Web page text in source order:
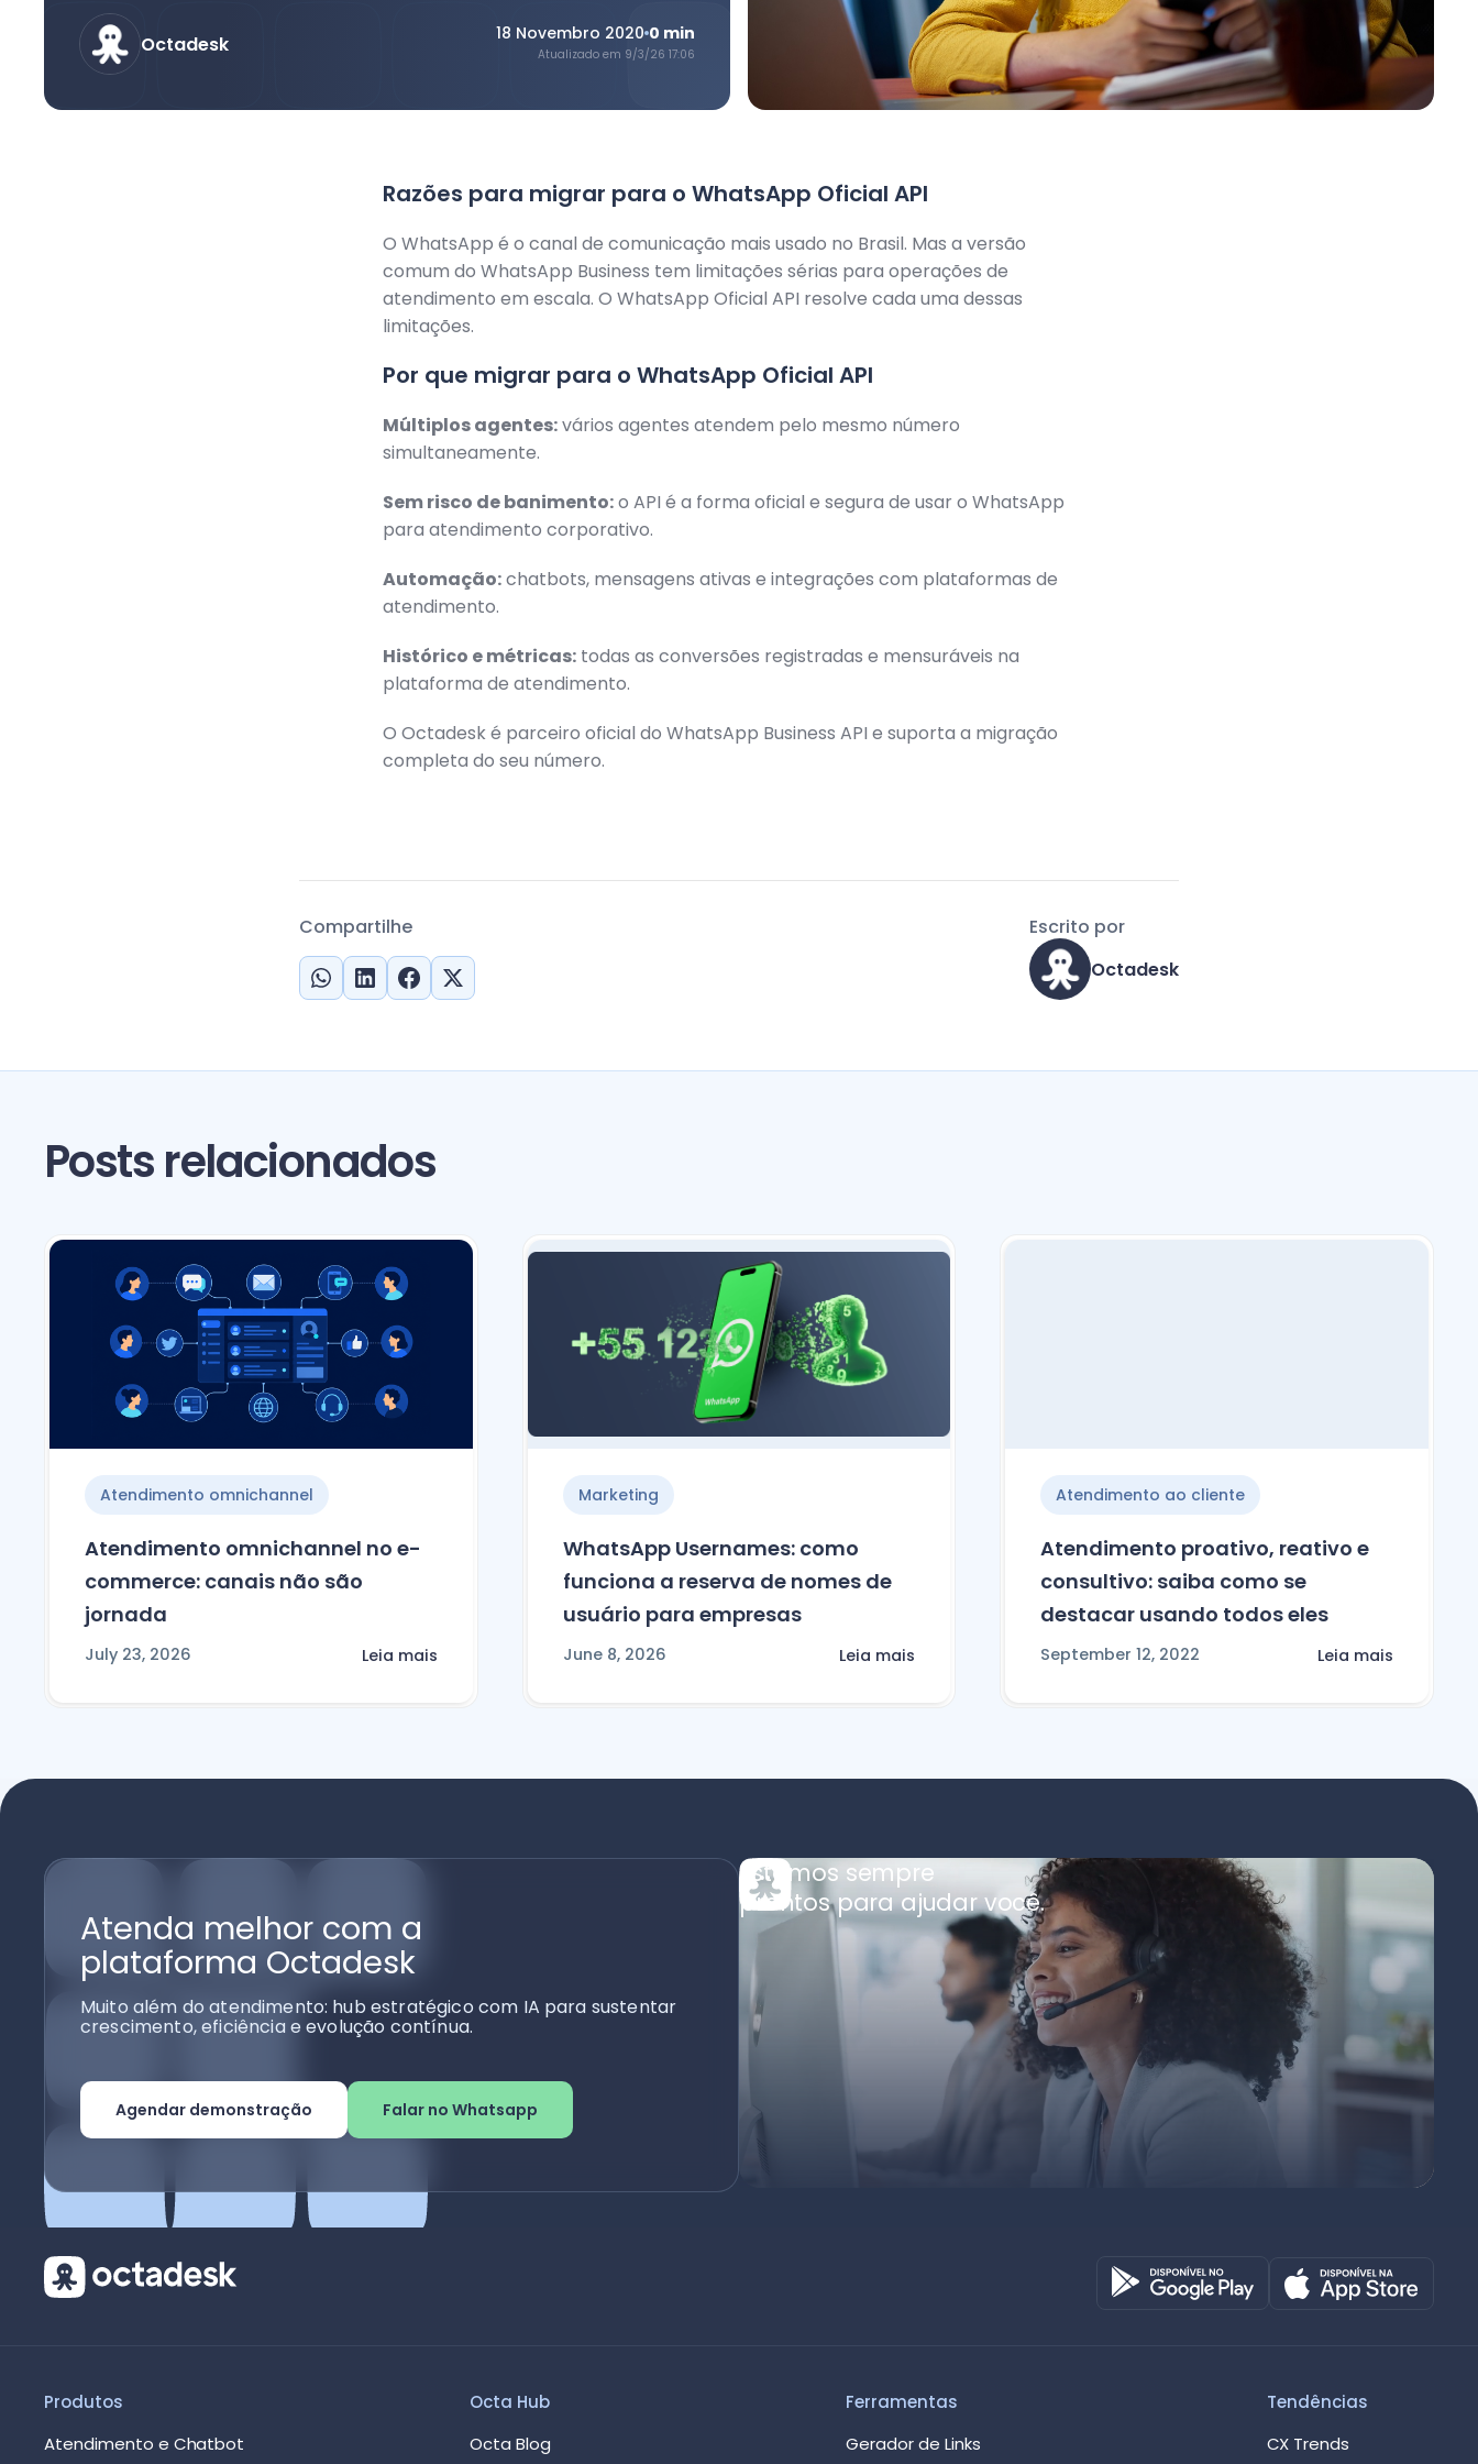
Octadesk 18 Novembro 2020 0 min
Atualizado em 9/3/26 17:06
Razões para migrar para o WhatsApp Oficial API
O WhatsApp é o canal de comunicação mais usado no Brasil. Mas a versão
comum do WhatsApp Business tem limitações sérias para operações de
atendimento em escala. O WhatsApp Oficial API resolve cada uma dessas
limitações.
Por que migrar para o WhatsApp Oficial API
Múltiplos agentes:vários agentes atendem pelo mesmo número
simultaneamente.
Sem risco de banimento:o API é a forma oficial e segura de usar o WhatsApp
para atendimento corporativo.
Automação:chatbots, mensagens ativas e integrações com plataformas de
atendimento.
Histórico e métricas: todas as conversões registradas e mensuráveis na
plataforma de atendimento.
O Octadesk é parceiro oficial do WhatsApp Business API e suporta a migração
completa do seu número.
Compartilhe
Escrito por
Octadesk
Posts relacionados
Atendimento omnichannel
Atendimento omnichannel no e-
commerce: canais não são
jornada
July 23, 2026 Leia mais
Marketing
WhatsApp Usernames: como
funciona a reserva de nomes de
usuário para empresas
June 8, 2026 Leia mais
Atendimento ao cliente
Atendimento proativo, reativo e
consultivo: saiba como se
destacar usando todos eles
September 12, 2022 Leia mais
Atenda melhor com a
plataforma Octadesk
Muito além do atendimento: hub estratégico com IA para sustentar
crescimento, eficiência e evolução contínua.
Agendar demonstração Falar no Whatsapp
Estamos sempre
prontos para ajudar você.
Produtos
Atendimento e Chatbot
Octa Hub
Octa Blog
Ferramentas
Gerador de Links
Tendências
CX Trends
Octadesk
Online agora